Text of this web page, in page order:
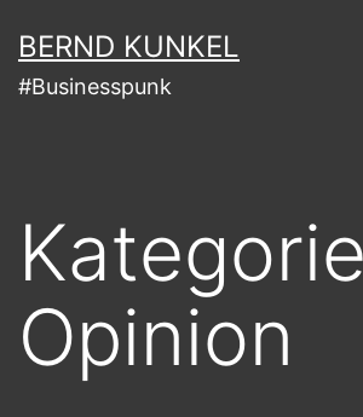
Inhalt
springen
BERND KUNKEL
#Businesspunk
Opinion